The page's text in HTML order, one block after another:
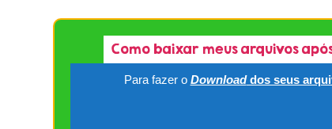
Como baixar meus arquivos
Para fazer o Downloaddos seus